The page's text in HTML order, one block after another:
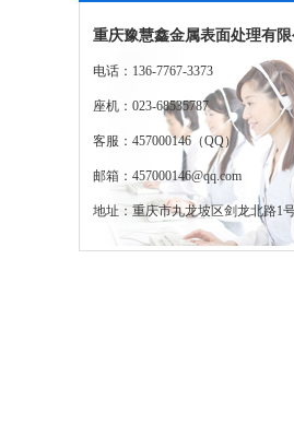
重庆豫慧鑫金属表面处理有限
电话：136-7767-3373
座机：023-68535787
客服：457000146（QQ）
邮箱：457000146@qq.com
地址：重庆市九龙坡区剑龙北路1